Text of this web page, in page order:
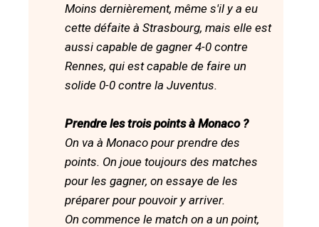
Moins dernièrement, même s'il y a eu
cette défaite à Strasbourg, mais elle est
aussi capable de gagner 4-0 contre
Rennes, qui est capable de faire un
solide 0-0 contre la Juventus.
Prendre les trois points à Monaco ?
On va à Monaco pour prendre des
points. On joue toujours des matches
pour les gagner, on essaye de les
préparer pour pouvoir y arriver.
On commence le match on a un point,